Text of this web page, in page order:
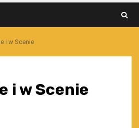
i w Scenie
i w Scenie